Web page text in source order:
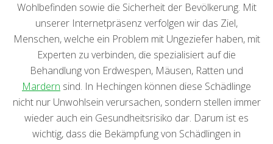
Wohlbefinden sowie die Sicherheit der Bevölkerung. Mit
unserer Internetpräsenz verfolgen wir das Ziel,
Menschen, welche ein Problem mit Ungeziefer haben, mit
Experten zu verbinden, die spezialisiert auf die
Behandlung von Erdwespen, Mäusen, Ratten und
Mardern sind. In Hechingen können diese Schädlinge
nicht nur Unwohlsein verursachen, sondern stellen immer
wieder auch ein Gesundheitsrisiko dar. Darum ist es
wichtig, dass die Bekämpfung von Schädlingen in